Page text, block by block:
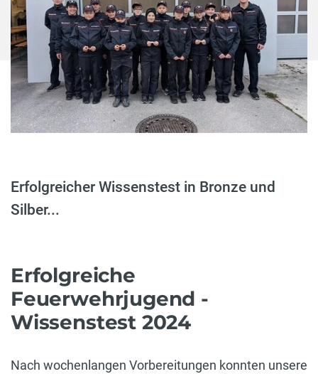
Erfolgreicher Wissenstest in Bronze und
Silber...
Erfolgreiche
Feuerwehrjugend -
Wissenstest 2024
Nach wochenlangen Vorbereitungen konnten unsere